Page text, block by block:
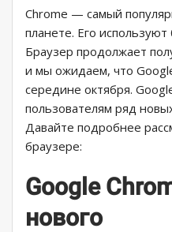
Chrome — самый
планете. Его
Браузер продолжает
и мы ожидаем, что
середине октября.
пользователям ряд
Давайте подробнее
браузере:
Google
нового